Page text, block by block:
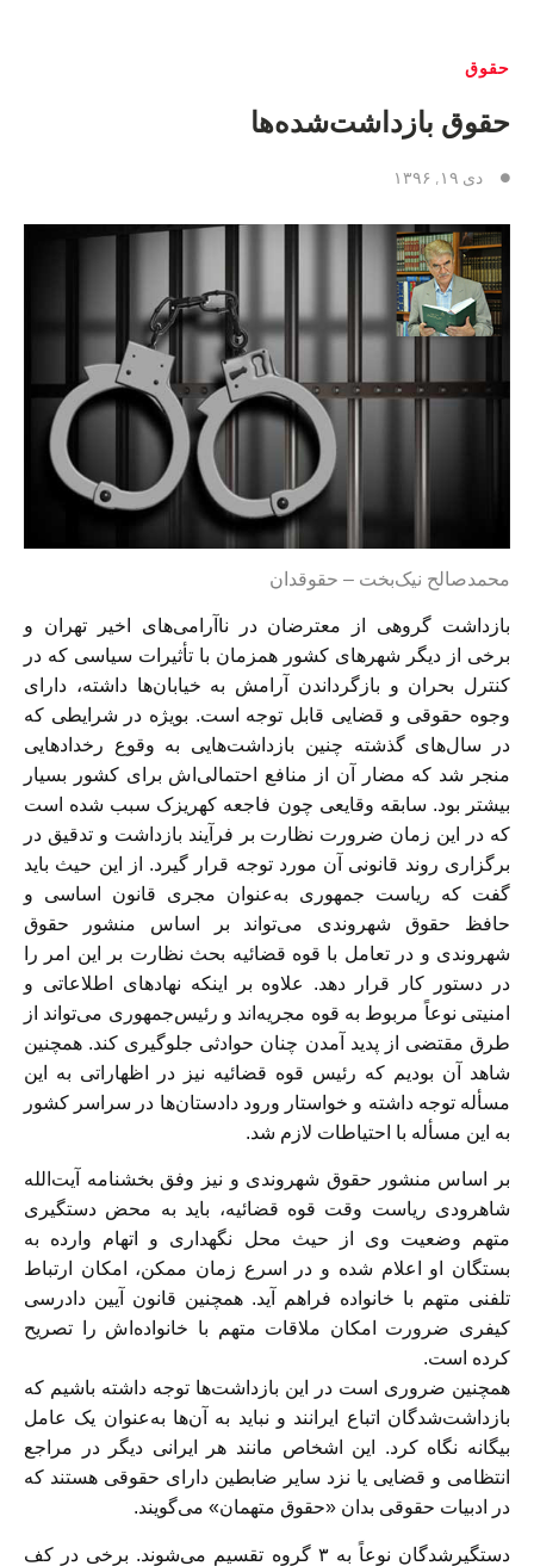
حقوق
حقوق بازداشت‌شده‌ها
دی ۱۹, ۱۳۹۶
محمدصالح نیک‌بخت – حقوقدان
بازداشت گروهی از معترضان در ناآرامی‌های اخیر تهران و
برخی از دیگر شهرهای کشور همزمان با تأثیرات سیاسی که در
کنترل بحران و بازگرداندن آرامش به خیابان‌ها داشته، دارای
وجوه حقوقی و قضایی قابل توجه است. بویژه در شرایطی که
در سال‌های گذشته چنین بازداشت‌هایی به وقوع رخدادهایی
منجر شد که مضار آن از منافع احتمالی‌اش برای کشور بسیار
بیشتر بود. سابقه وقایعی چون فاجعه کهریزک سبب شده است
که در این زمان ضرورت نظارت بر فرآیند بازداشت و تدقیق در
برگزاری روند قانونی آن مورد توجه قرار گیرد. از این حیث باید
گفت که ریاست جمهوری به‌عنوان مجری قانون اساسی و
حافظ حقوق شهروندی می‌تواند بر اساس منشور حقوق
شهروندی و در تعامل با قوه قضائیه بحث نظارت بر این امر را
در دستور کار قرار دهد. علاوه بر اینکه نهادهای اطلاعاتی و
امنیتی نوعاً مربوط به قوه مجریه‌اند و رئیس‌جمهوری می‌تواند از
طرق مقتضی از پدید آمدن چنان حوادثی جلوگیری کند. همچنین
شاهد آن بودیم که رئیس قوه قضائیه نیز در اظهاراتی به این
مسأله توجه داشته و خواستار ورود دادستان‌ها در سراسر کشور
به این مسأله با احتیاطات لازم شد.
بر اساس منشور حقوق شهروندی و نیز وفق بخشنامه آیت‌الله
شاهرودی ریاست وقت قوه قضائیه، باید به محض دستگیری
متهم وضعیت وی از حیث محل نگهداری و اتهام وارده به
بستگان او اعلام شده و در اسرع زمان ممکن، امکان ارتباط
تلفنی متهم با خانواده فراهم آید. همچنین قانون آیین دادرسی
کیفری ضرورت امکان ملاقات متهم با خانواده‌اش را تصریح
کرده است.
همچنین ضروری است در این بازداشت‌ها توجه داشته باشیم که
بازداشت‌شدگان اتباع ایرانند و نباید به آن‌ها به‌عنوان یک عامل
بیگانه نگاه کرد. این اشخاص مانند هر ایرانی دیگر در مراجع
انتظامی و قضایی یا نزد سایر ضابطین دارای حقوقی هستند که
در ادبیات حقوقی بدان «حقوق متهمان» می‌گویند.
دستگیرشدگان نوعاً به ۳ گروه تقسیم می‌شوند. برخی در کف